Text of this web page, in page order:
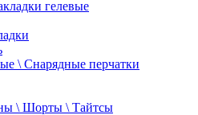
гелевые
\ Снарядные перчатки
\ Шорты \ Тайтсы